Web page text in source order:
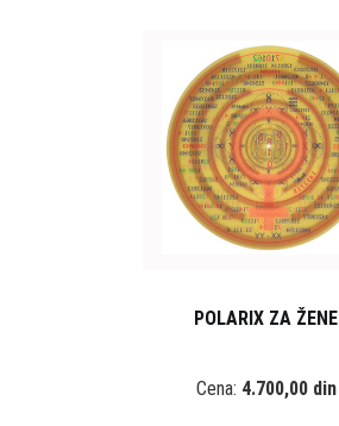
POLARIX ZA ŽENE
Cena: 4.700,00 din